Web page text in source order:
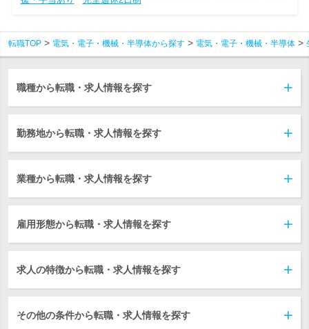
転職TOP 電気・電子・機械・半導体から探す 電気・電子・機械・半導体
職種から転職・求人情報を探す
勤務地から転職・求人情報を探す
業種から転職・求人情報を探す
雇用形態から転職・求人情報を探す
求人の特徴から転職・求人情報を探す
その他の条件から転職・求人情報を探す